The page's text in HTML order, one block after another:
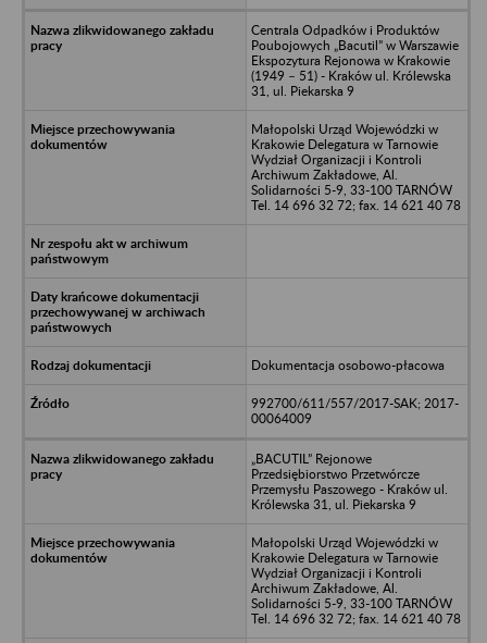
Centrala Odpadków i Produktów
Poubojowych „Bacutil” w Warszawie
Ekspozytura Rejonowa w Krakowie
(1949 – 51) - Kraków ul. Królewska
31, ul. Piekarska 9
Małopolski Urząd Wojewódzki w
Krakowie Delegatura w Tarnowie
Wydział Organizacji i Kontroli
Archiwum Zakładowe, Al.
Solidarności 5-9, 33-100 TARNÓW
Tel. 14 696 32 72; fax. 14 621 40 78
Dokumentacja osobowo-płacowa
992700/611/557/2017-SAK; 2017-
00064009
„BACUTIL” Rejonowe
Przedsiębiorstwo Przetwórcze
Przemysłu Paszowego - Kraków ul.
Królewska 31, ul. Piekarska 9
Małopolski Urząd Wojewódzki w
Krakowie Delegatura w Tarnowie
Wydział Organizacji i Kontroli
Archiwum Zakładowe, Al.
Solidarności 5-9, 33-100 TARNÓW
Tel. 14 696 32 72; fax. 14 621 40 78